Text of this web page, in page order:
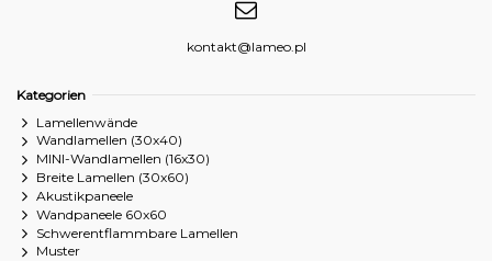
kontakt@lameo.pl
Kategorien
Lamellenwände
Wandlamellen (30x40)
MINI-Wandlamellen (16x30)
Breite Lamellen (30x60)
Akustikpaneele
Wandpaneele 60x60
Schwerentflammbare Lamellen
Muster